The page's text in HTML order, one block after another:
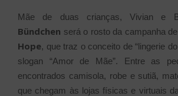
Mãe de duas crianças, Vivian e
Bündchen será o rosto da campanha
Hope, que traz o conceito de “lingerie
slogan “Amor de Mãe”. Entre as
encontrados camisola, robe e sutiã,
que chegam às lojas físicas e virtuais